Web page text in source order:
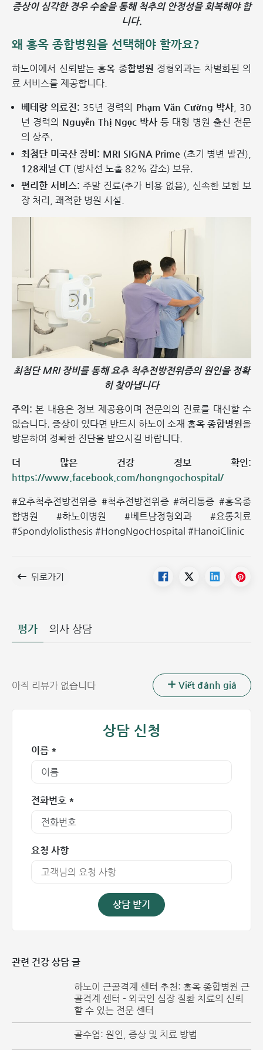
증상이 심각한 경우 수술을 통해 척추의 안정성을 회복해야 합
니다.
왜 홍옥 종합병원을 선택해야 할까요?
하노이에서 신뢰받는 홍옥 종합병원 정형외과는 차별화된 의
료 서비스를 제공합니다.
베테랑 의료진: 35년 경력의 Phạm Văn Cường 박사, 30
년 경력의 Nguyễn Thị Ngọc 박사 등 대형 병원 출신 전문
의 상주.
최첨단 미국산 장비: MRI SIGNA Prime (초기 병변 발견),
128채널 CT (방사선 노출 82% 감소) 보유.
편리한 서비스: 주말 진료(추가 비용 없음), 신속한 보험 보
장 처리, 쾌적한 병원 시설.
최첨단 MRI 장비를 통해 요추 척추전방전위증의 원인을 정확
히 찾아냅니다
주의: 본 내용은 정보 제공용이며 전문의의 진료를 대신할 수
없습니다. 증상이 있다면 반드시 하노이 소재 홍옥 종합병원을
방문하여 정확한 진단을 받으시길 바랍니다.
더 많은 건강 정보 확인:
https://www.facebook.com/hongngochospital/
#요추척추전방전위증 #척추전방전위증 #허리통증 #홍옥종
합병원 #하노이병원 #베트남정형외과 #요통치료
#Spondylolisthesis #HongNgocHospital #HanoiClinic
뒤로가기
평가 의사 상담
아직 리뷰가 없습니다 Viết đánh giá
상담 신청
이름 *
전화번호 *
요청 사항
상담 받기
관련 건강 상담 글
하노이 근골격계 센터 추천: 홍옥 종합병원 근
골격계 센터 - 외국인 심장 질환 치료의 신뢰
할 수 있는 전문 센터
골수염: 원인, 증상 및 치료 방법